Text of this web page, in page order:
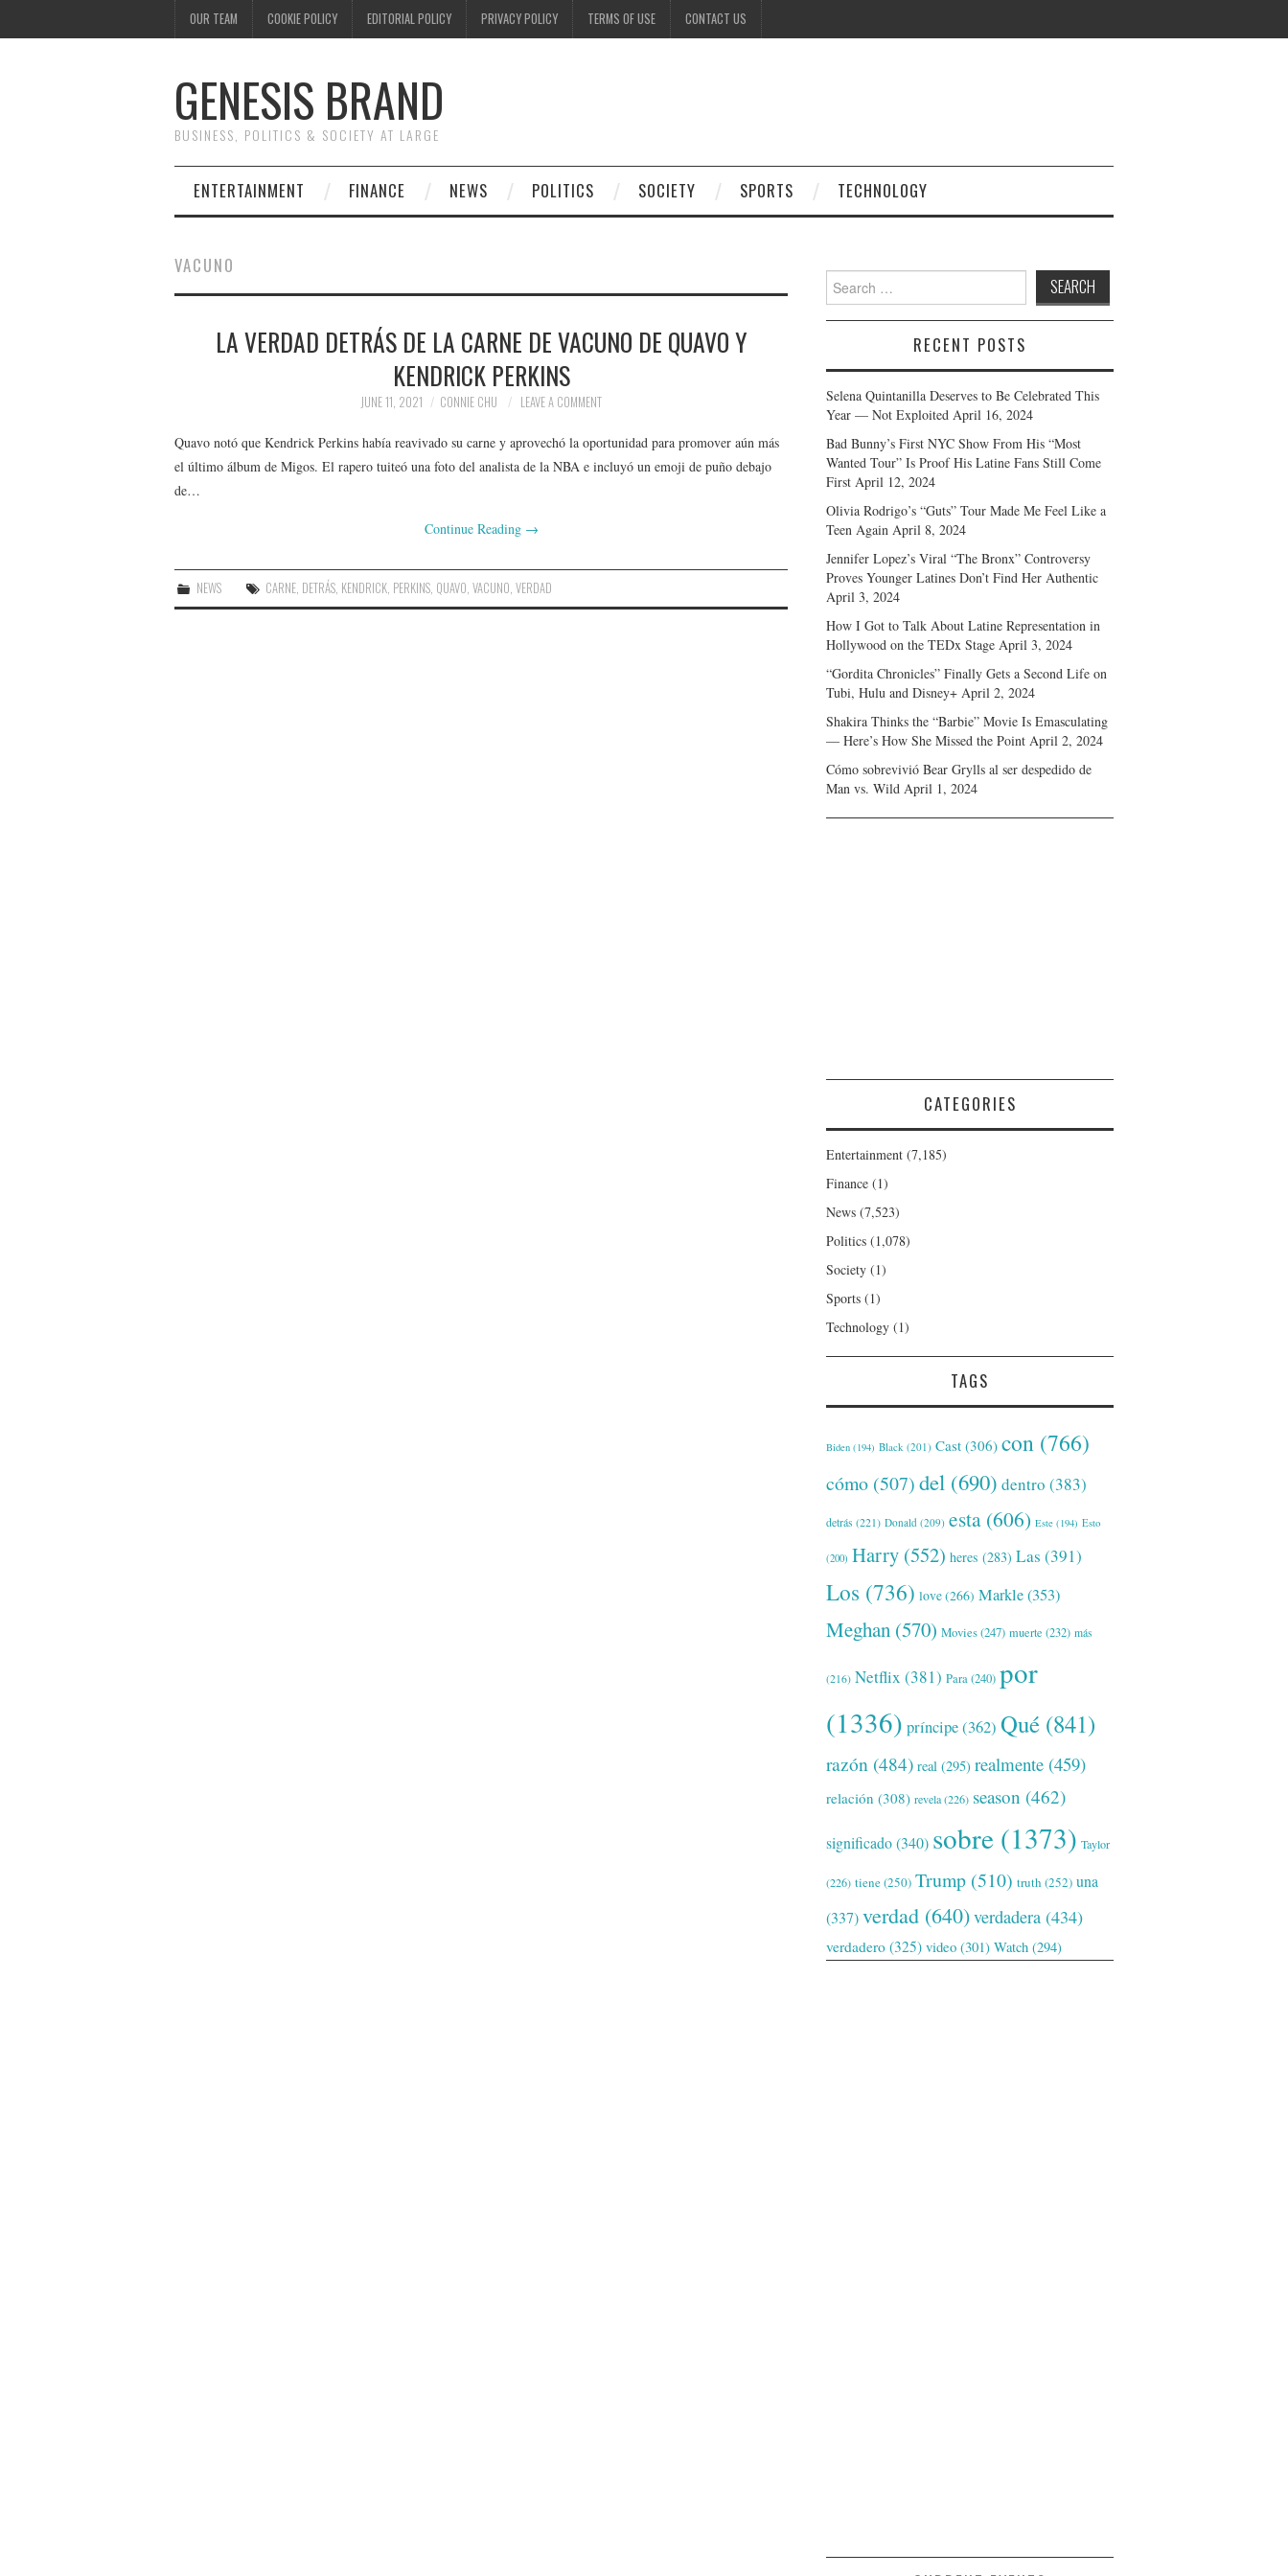
OUR TEAM COOKIE POLICY EDITORIAL POLICY PRIVACY POLICY TERMS OF USE CONTACT US
GENESIS BRAND
BUSINESS, POLITICS & SOCIETY AT LARGE
ENTERTAINMENT FINANCE NEWS POLITICS SOCIETY SPORTS TECHNOLOGY
VACUNO
LA VERDAD DETRÁS DE LA CARNE DE VACUNO DE QUAVO Y
KENDRICK PERKINS
JUNE 11, 2021 CONNIE CHU LEAVE A COMMENT
Quavo notó que Kendrick Perkins había reavivado su carne y aprovechó la oportunidad para promover aún más
el último álbum de Migos. El rapero tuiteó una foto del analista de la NBA e incluyó un emoji de puño debajo
de…
Continue Reading →
NEWS CARNE DETRÁS KENDRICK PERKINS QUAVO ,VACUNO ,VERDAD
Search
for:
RECENT POSTS
Selena Quintanilla Deserves to Be Celebrated This
Year — Not Exploited April 16, 2024
Bad Bunny’s First NYC Show From His “Most
Wanted Tour” Is Proof His Latine Fans Still Come
First April 12, 2024
Olivia Rodrigo’s “Guts” Tour Made Me Feel Like a
Teen Again April 8, 2024
Jennifer Lopez’s Viral “The Bronx” Controversy
Proves Younger Latines Don’t Find Her Authentic
April 3, 2024
How I Got to Talk About Latine Representation in
Hollywood on the TEDx Stage April 3, 2024
“Gordita Chronicles” Finally Gets a Second Life on
Tubi, Hulu and Disney+ April 2, 2024
Shakira Thinks the “Barbie” Movie Is Emasculating
— Here’s How She Missed the Point April 2, 2024
Cómo sobrevivió Bear Grylls al ser despedido de
Man vs. Wild April 1, 2024
CATEGORIES
Entertainment (7,185)
Finance (1)
News (7,523)
Politics (1,078)
Society (1)
Sports (1)
Technology (1)
TAGS
Biden (194) Black (201) Cast (306) con (766)
cómo (507)del (690) dentro (383)
detrás (221) Donald (209) esta (606) Este (194) Esto
(200) Harry (552) heres (283) Las (391)
Los (736) love(266) Markle(353)
Meghan (570) Movies(247) muerte (232) más
(216) Netflix (381) Para(240) por
(1336) príncipe(362) Qué (841)
razón (484) real (295) realmente (459)
relación (308) revela(226) season (462)
significado(340) sobre (1373) Taylor
(226) tiene(250) Trump (510) truth (252) una
(337)verdad (640)verdadera (434)
verdadero (325) video (301) Watch (294)